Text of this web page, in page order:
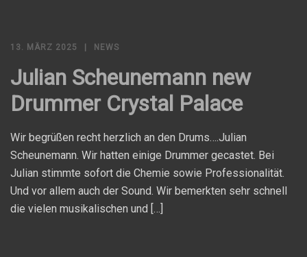
13. MÄRZ 2025 NEWS
Julian Scheunemann new
Drummer Crystal Palace
Wir begrüßen recht herzlich an den Drums….Julian
Scheunemann. Wir hatten einige Drummer gecastet. Bei
Julian stimmte sofort die Chemie sowie Professionalität.
Und vor allem auch der Sound. Wir bemerkten sehr schnell
die vielen musikalischen und […]